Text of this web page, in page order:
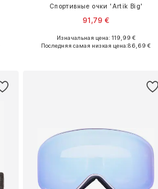
Спортивные очки 'Artik Big'
91,79 €
Доступные размеры: Onesize
Изначальная цена: 119,99 €
Последняя самая низкая цена:86,69 €